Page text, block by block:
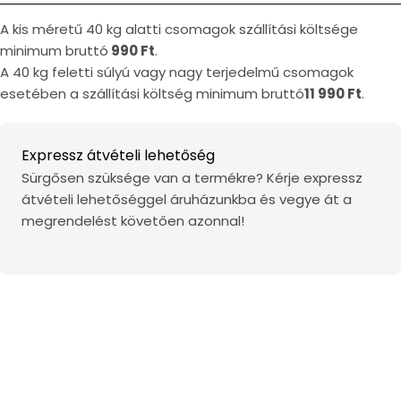
A kis méretű 40 kg alatti csomagok szállítási költsége
minimum bruttó 990 Ft.
A 40 kg feletti súlyú vagy nagy terjedelmű csomagok
esetében a szállítási költség minimum bruttó11 990 Ft.
Expressz átvételi lehetőség
Sürgősen szüksége van a termékre? Kérje expressz
átvételi lehetőséggel áruházunkba és vegye át a
megrendelést követően azonnal!